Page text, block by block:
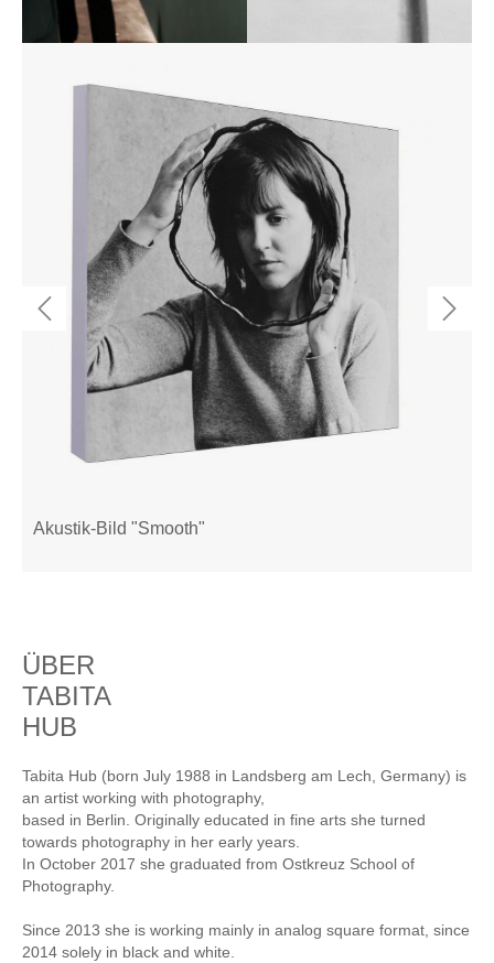
Akustik-Bild "Smooth"
ÜBER
TABITA
HUB
Tabita Hub (born July 1988 in Landsberg am Lech, Germany) is
an artist working with photography,
based in Berlin. Originally educated in fine arts she turned
towards photography in her early years.
In October 2017 she graduated from Ostkreuz School of
Photography.
Since 2013 she is working mainly in analog square format, since
2014 solely in black and white.